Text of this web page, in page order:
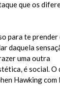
que os
para te prender
daquela
uma outra
é social. O
Hawking com